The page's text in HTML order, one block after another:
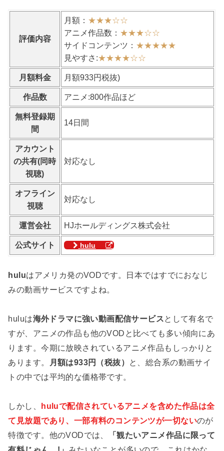
評価内容
月額： ★★★☆☆
アニメ作品数： ★★★☆☆
サイドコンテンツ： ★★★★★
見やすさ:★★★★☆☆
月額料金 月額933円税抜)
作品数 アニメ:800作品ほど
無料登録期
間
14日間
アカウント
の共有(同時
視聴)
対応なし
オフライン
視聴
対応なし
運営会社 HJホールディングス株式会社
公式サイト hulu
huluはアメリカ発のVODです。日本ではすでにおなじ
みの動画サービスですよね。
huluは海外ドラマに強い動画配信サービスとして有名で
すが、アニメの作品も他のVODと比べても多い傾向にあ
ります。今期に放映されているアニメ作品もしっかりと
あります。
月額は933円（税抜）
と、総合系の動画サイ
トの中では平均的な価格帯です。
しかし、 huluで配信されているアニメを含めた作品は全
て見放題であり、一部有料のコンテンツが一切ないのが
特徴です。他のVODでは、
「観たいアニメ作品に限って